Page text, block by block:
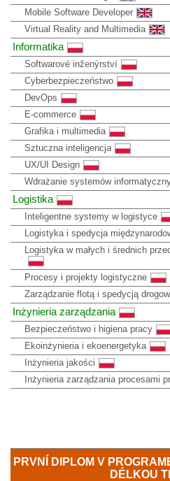
Mobile Software Developer
Virtual Reality and Multimedia
Informatika
Softwarové inženýrství
Cyberbezpieczeństwo
DevOps
E-commerce
Grafika i multimedia
Sztuczna inteligencja
UX/UI Design
Wdrażanie systemów
Logistika
Inteligentne systemy w logistyce
Logistyka i spedycja
Logistyka w małych i średnich
Procesy i projekty logistyczne
Zarządzanie flotą i spedycją
Inżynieria zarządzania
Bezpieczeństwo i higiena pracy
Ekoinżynieria i ekoenergetyka
Inżynieria jakości
Inżynieria zarządzania procesami
PRVNÍ DIPLOM V
DÉLKOU